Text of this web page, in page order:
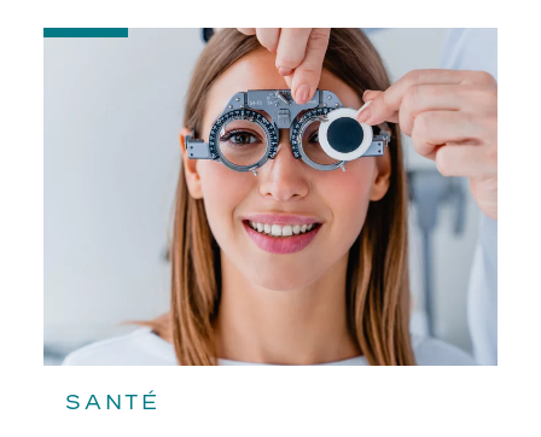
dans le Tarn-et-Garonne, de nous
expliquer comment se déroule une
première visite.
SANTÉ
-